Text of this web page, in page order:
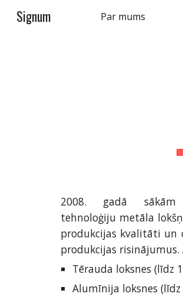
Signum Par mums
2008. gadā sākām
tehnoloģiju metāla
produkcijas kvalitāti un
produkcijas
Tērauda loksnes (līdz
Alumīnija loksnes